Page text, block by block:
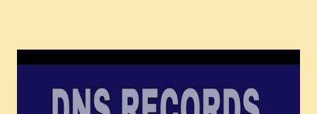
Cost . What Is Opportunity Cost? The Simple Meaning
also lose the chance to choose something better. This is a